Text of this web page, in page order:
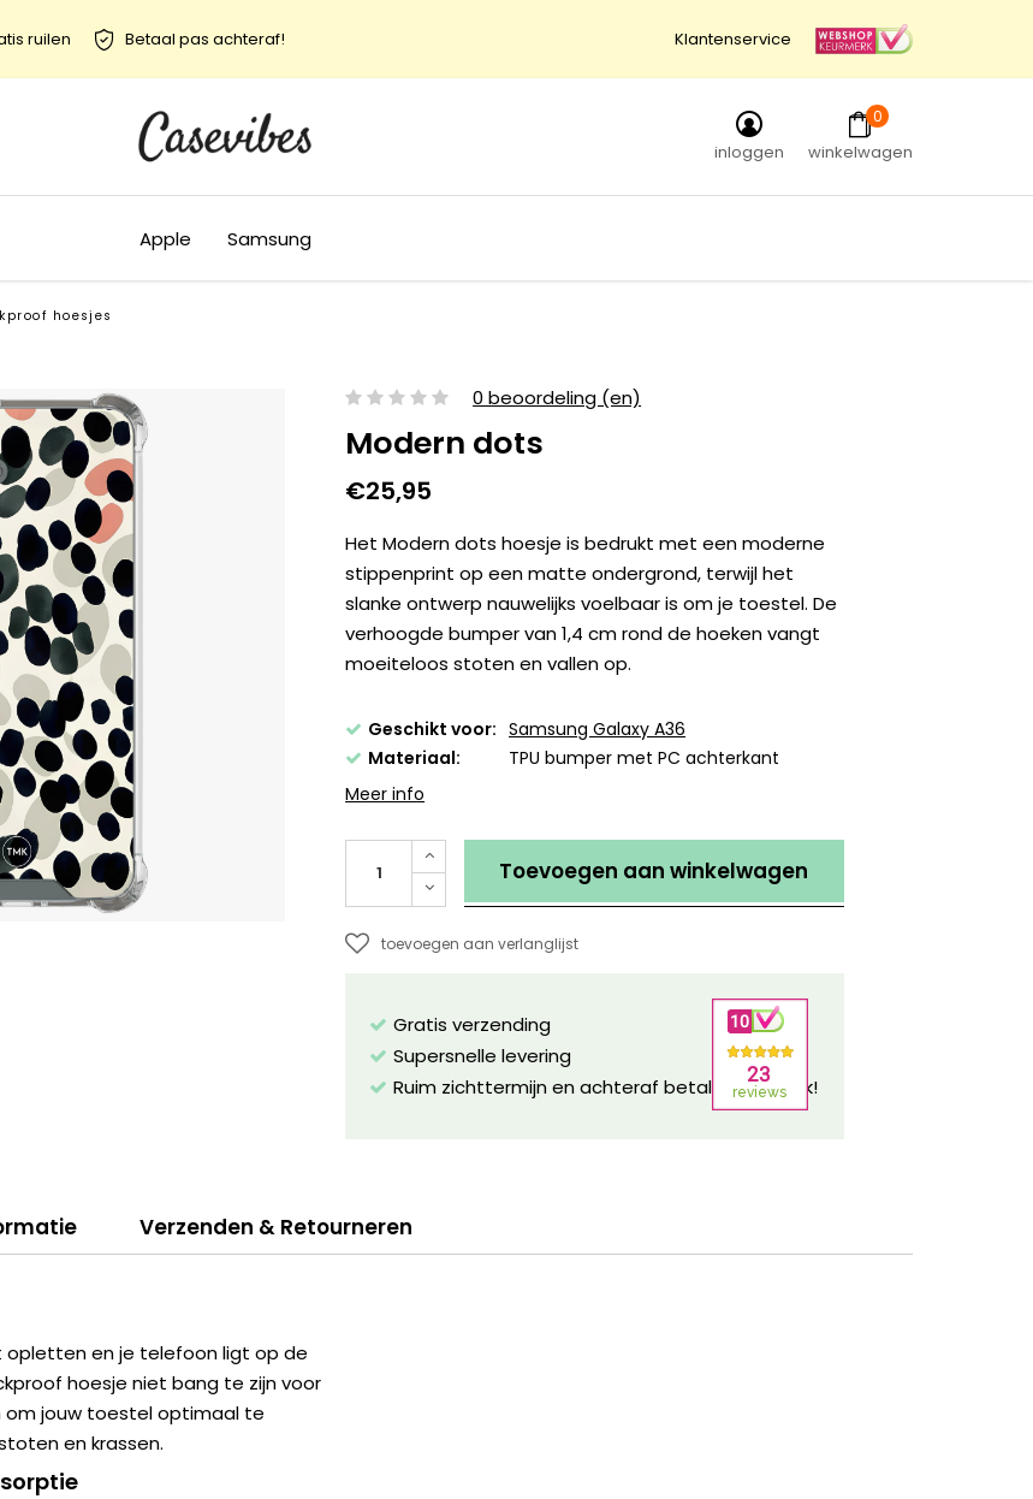
ruilen Betaal pas achteraf! Klantenservice
inloggen
0
winkelwagen
Apple Samsung
hoesjes
0 beoordeling (en)
Modern dots
€25,95
Het Modern dots hoesje is bedrukt met een moderne
stippenprint op een matte ondergrond, terwijl het
slanke ontwerp nauwelijks voelbaar is om je toestel. De
verhoogde bumper van 1,4 cm rond de hoeken vangt
moeiteloos stoten en vallen op.
Geschikt voor: Samsung Galaxy A36
Materiaal:
TPU bumper met PC achterkant
Meer info
Toevoegen aan winkelwagen
toevoegen aan verlanglijst
Gratis verzending
Supersnelle levering
Ruim zichttermijn en achteraf betalen mogelijk!
Verzenden & Retourneren
opletten en je telefoon ligt op de
hoesje niet bang te zijn voor
om jouw toestel optimaal te
en krassen.